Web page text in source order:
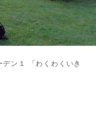
ン１ 「わくわくいき